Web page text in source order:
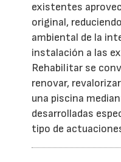
existentes
original,
ambiental de la
instalación a las
Rehabilitar se
renovar,
una piscina
desarrolladas
tipo de